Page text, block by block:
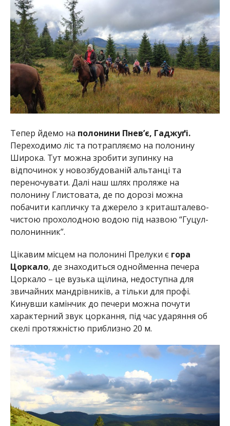
Тепер йдемо на полонини Пнев’є, Гаджуґі.
Переходимо ліс та потрапляємо на полонину
Широка. Тут можна зробити зупинку на
відпочинок у новозбудованій альтанці та
переночувати. Далі наш шлях проляже на
полонину Глистовата, де по дорозі можна
побачити капличку та джерело з криташталево-
чистою прохолодною водою під назвою “Гуцул-
полонинник”.
Цікавим місцем на полонині Прелуки єгора
Цоркало, де знаходиться однойменна печера
Цоркало – це вузька щілина, недоступна для
звичайних мандрівників, а тільки для профі.
Кинувши камінчик до печери можна почути
характерний звук цоркання, під час ударяння об
скелі протяжністю приблизно 20 м.